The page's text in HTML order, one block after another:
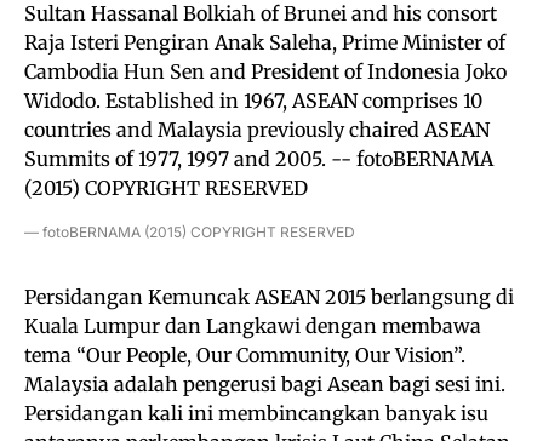
— fotoBERNAMA (2015) COPYRIGHT RESERVED
Persidangan Kemuncak ASEAN 2015 berlangsung di
Kuala Lumpur dan Langkawi dengan membawa
tema “Our People, Our Community, Our Vision”.
Malaysia adalah pengerusi bagi Asean bagi sesi ini.
Persidangan kali ini membincangkan banyak isu